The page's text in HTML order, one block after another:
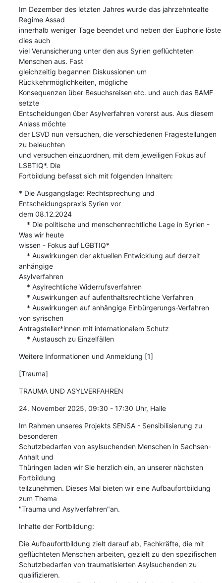
Im Dezember des letzten Jahres wurde das jahrzehntealte
Regime Assad
innerhalb weniger Tage beendet und neben der Euphorie löste
dies auch
viel Verunsicherung unter den aus Syrien geflüchteten
Menschen aus. Fast
gleichzeitig begannen Diskussionen um
Rückkehrmöglichkeiten, mögliche
Konsequenzen über Besuchsreisen etc. und auch das BAMF
setzte
Entscheidungen über Asylverfahren vorerst aus. Aus diesem
Anlass möchte
der LSVD nun versuchen, die verschiedenen Fragestellungen
zu beleuchten
und versuchen einzuordnen, mit dem jeweiligen Fokus auf
LSBTIQ*. Die
Fortbildung befasst sich mit folgenden Inhalten:
* Die Ausgangslage: Rechtsprechung und
Entscheidungspraxis Syrien vor
dem 08.12.2024
Was wir heute
wissen - Fokus auf LGBTIQ*
anhängige
Asylverfahren
von syrischen
Antragsteller*innen mit internationalem Schutz
    * Austausch zu Einzelfällen
Weitere Informationen und Anmeldung [1]
[Trauma]
TRAUMA UND ASYLVERFAHREN
24. November 2025, 09:30 - 17:30 Uhr, Halle
Im Rahmen unseres Projekts SENSA - Sensibilisierung zu
besonderen
Schutzbedarfen von asylsuchenden Menschen in Sachsen-
Anhalt und
Thüringen laden wir Sie herzlich ein, an unserer nächsten
Fortbildung
teilzunehmen. Dieses Mal bieten wir eine Aufbaufortbildung
zum Thema
"Trauma und Asylverfahren"an.
Inhalte der Fortbildung:
Die Aufbaufortbildung zielt darauf ab, Fachkräfte, die mit
geflüchteten Menschen arbeiten, gezielt zu den spezifischen
Schutzbedarfen von traumatisierten Asylsuchenden zu
qualifizieren.